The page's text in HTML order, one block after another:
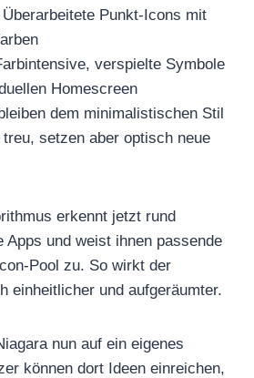
Überarbeitete Punkt-Icons mit
verspielte Symbole
Homescreen
dem minimalistischen Stil
setzen aber optisch neue
erkennt jetzt rund
Apps und weist ihnen passende
Pool zu. So wirkt der
einheitlicher und aufgeräumter.
nun auf ein eigenes
können dort Ideen einreichen,